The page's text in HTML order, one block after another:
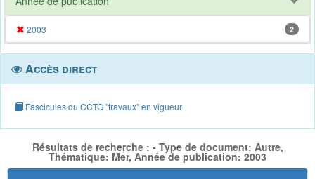
2003 2
Accès direct
Fascicules du CCTG "travaux" en vigueur
Résultats de recherche : - Type de document: Autre,
Thématique: Mer, Année de publication: 2003